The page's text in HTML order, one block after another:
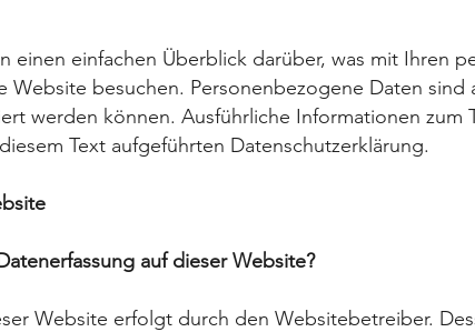
einen einfachen Überblick darüber, was mit Ihren
Website besuchen. Personenbezogene Daten sind
werden können. Ausführliche Informationen zum
Text aufgeführten Datenschutzerklärung.
auf dieser Website?
Website erfolgt durch den Websitebetreiber.